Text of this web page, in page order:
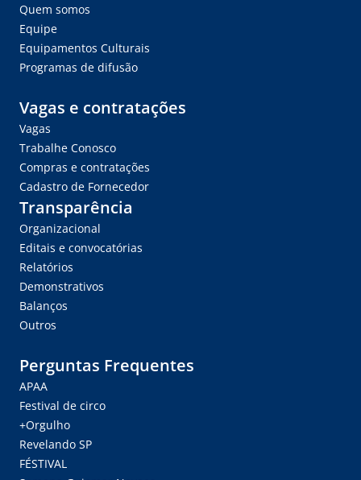
Quem somos
Equipe
Equipamentos Culturais
Programas de difusão
Vagas e contratações
Vagas
Trabalhe Conosco
Compras e contratações
Cadastro de Fornecedor
Transparência
Organizacional
Editais e convocatórias
Relatórios
Demonstrativos
Balanços
Outros
Perguntas Frequentes
APAA
Festival de circo
+Orgulho
Revelando SP
FÉSTIVAL